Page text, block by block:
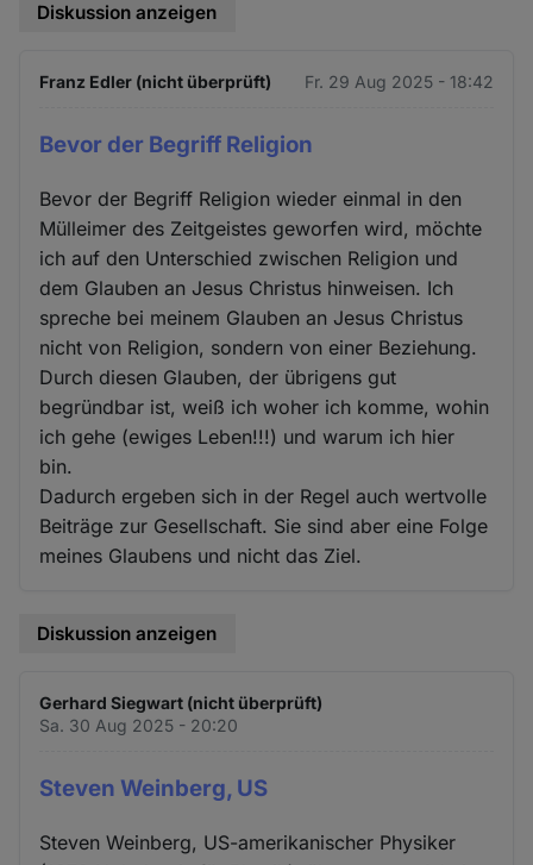
Diskussion anzeigen
Franz Edler (nicht überprüft) Fr. 29 Aug 2025 - 18:42
Bevor der Begriff Religion
Bevor der Begriff Religion wieder einmal in den
Mülleimer des Zeitgeistes geworfen wird, möchte
ich auf den Unterschied zwischen Religion und
dem Glauben an Jesus Christus hinweisen. Ich
spreche bei meinem Glauben an Jesus Christus
nicht von Religion, sondern von einer Beziehung.
Durch diesen Glauben, der übrigens gut
begründbar ist, weiß ich woher ich komme, wohin
ich gehe (ewiges Leben!!!) und warum ich hier
bin.
Dadurch ergeben sich in der Regel auch wertvolle
Beiträge zur Gesellschaft. Sie sind aber eine Folge
meines Glaubens und nicht das Ziel.
Diskussion anzeigen
Gerhard Siegwart (nicht überprüft)
Sa. 30 Aug 2025 - 20:20
Steven Weinberg, US
Steven Weinberg, US-amerikanischer Physiker